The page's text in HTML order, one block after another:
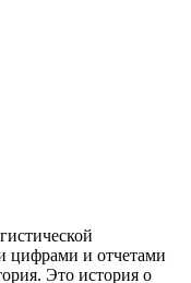
цифрами и отчетами
Это история о